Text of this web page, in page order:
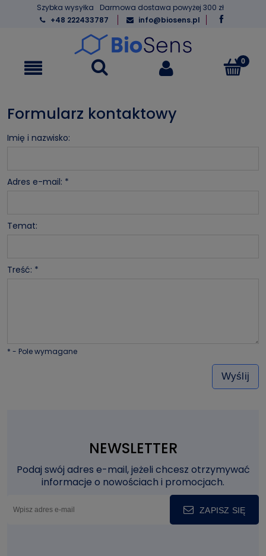
Szybka wysyłka
Darmowa dostawa powyżej 300 zł
+48 222433787
info@biosens.pl
Formularz kontaktowy
Imię i nazwisko:
Adres e-mail: *
Temat:
Treść: *
* - Pole wymagane
Wyślij
NEWSLETTER
Podaj swój adres e-mail, jeżeli chcesz otrzymywać
informacje o nowościach i promocjach.
ZAPISZ SIĘ